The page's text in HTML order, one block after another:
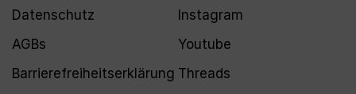
Datenschutz
AGBs
Barrierefreiheitserklärung
Instagram
Youtube
Threads